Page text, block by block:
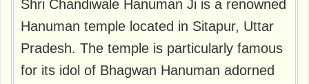
Shri Chandiwale Hanuman Ji is a renowned
Hanuman temple located in Sitapur, Uttar
Pradesh. The temple is particularly famous
for its idol of Bhagwan Hanuman adorned